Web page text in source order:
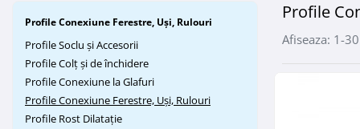
Profile Conexiune Ferestre, Uși,
Rulouri
Profile Rost Dilatație
Profile Picurător Terasă și Balcon
Fixări Termoizolații
Dibluri prin Batere
Profile
Profile Conexiune Ferestre, Uși, Rulouri
Profile Soclu și Accesorii
Profile Colț și de închidere
Profile Conexiune la Glafuri
Profile Conexiune Ferestre, Uși, Rulouri
Profile Rost Dilatație
Afiseaza: 1-30